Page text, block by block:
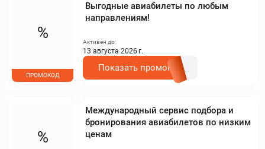
Выгодные авиабилеты по любым
направлениям!
%
ПРОМОКОД
Активен до:
13 августа 2026 г.
Показать промокод
Международный сервис подбора и
бронирования авиабилетов по низким
ценам
%